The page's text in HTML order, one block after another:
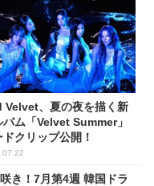
Velvet、夏の夜を描く新
バム「Velvet Summer」
ドクリップ公開！
き！7月第4週 韓国ドラ